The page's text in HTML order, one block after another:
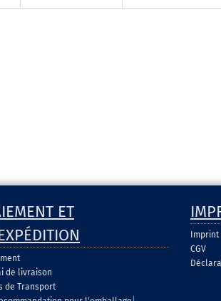
ET
de livraison
de Transport
Imprint
CGV